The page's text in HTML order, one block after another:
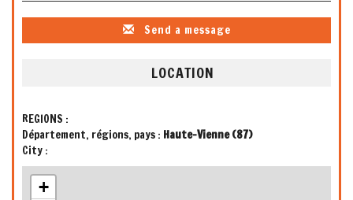
Send a message
LOCATION
REGIONS :
Département, régions, pays : Haute-Vienne (87)
City :
+